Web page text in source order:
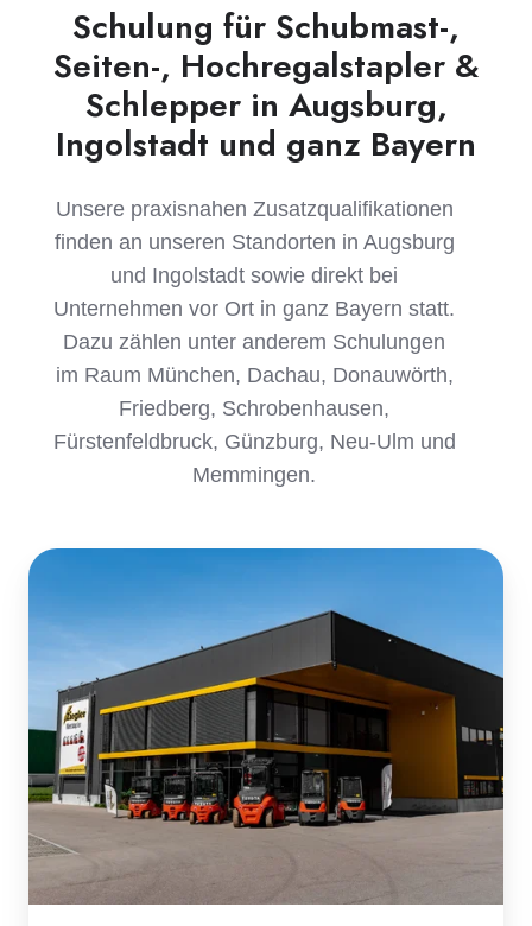
Schulung für Schubmast-,
Seiten-, Hochregalstapler &
Schlepper in Augsburg,
Ingolstadt und ganz Bayern
Unsere praxisnahen Zusatzqualifikationen
finden an unseren Standorten in Augsburg
und Ingolstadt sowie direkt bei
Unternehmen vor Ort in ganz Bayern statt.
Dazu zählen unter anderem Schulungen
im Raum München, Dachau, Donauwörth,
Friedberg, Schrobenhausen,
Fürstenfeldbruck, Günzburg, Neu-Ulm und
Memmingen.
Augsburg